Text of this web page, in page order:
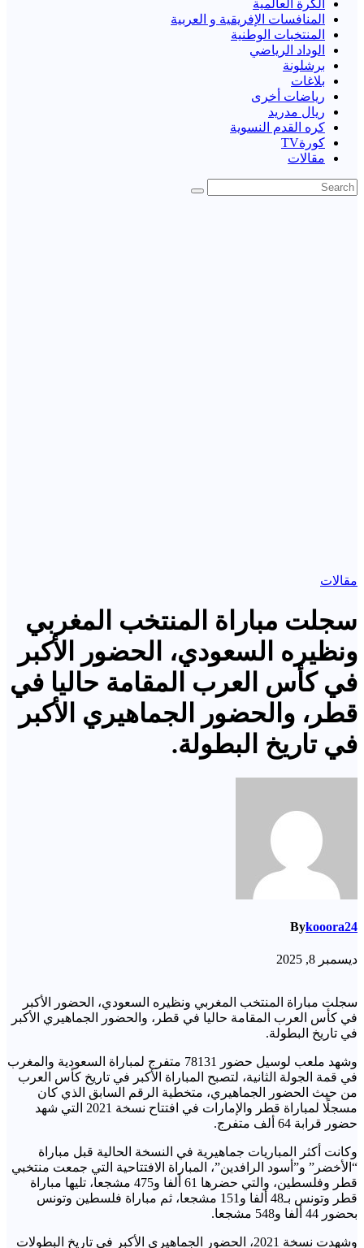
الكرة العالمية
المنافسات الإفريقية و العربية
المنتخبات الوطنية
الوداد الرياضي
برشلونة
بلاغات
رياضات أخرى
ريال مدريد
كره القدم النسوية
كورةTV
مقالات
مقالات
سجلت مباراة المنتخب المغربي
ونظيره السعودي، الحضور الأكبر
في كأس العرب المقامة حاليا في
قطر، والحضور الجماهيري الأكبر
في تاريخ البطولة.
Bykooora24
ديسمبر 8, 2025
سجلت مباراة المنتخب المغربي ونظيره السعودي، الحضور الأكبر
في كأس العرب المقامة حاليا في قطر، والحضور الجماهيري الأكبر
في تاريخ البطولة.
وشهد ملعب لوسيل حضور 78131 متفرج لمباراة السعودية والمغرب
في قمة الجولة الثانية، لتصبح المباراة الأكبر في تاريخ كأس العرب
من حيث الحضور الجماهيري، متخطية الرقم السابق الذي كان
مسجلًا لمباراة قطر والإمارات في افتتاح نسخة 2021 التي شهد
حضور قرابة 64 ألف متفرج.
وكانت أكثر المباريات جماهيرية في النسخة الحالية قبل مباراة
“الأخضر” و”أسود الرافدين”، المباراة الافتتاحية التي جمعت منتخبي
قطر وفلسطين، والتي حضرها 61 ألفا و475 مشجعا، تليها مباراة
قطر وتونس بـ48 ألفا و151 مشجعا، ثم مباراة فلسطين وتونس
بحضور 44 ألفا و548 مشجعا.
وشهدت نسخة 2021، الحضور الجماهيري الأكبر في تاريخ البطولات